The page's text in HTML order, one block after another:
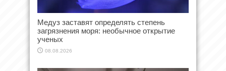
Медуз заставят определять степень
загрязнения моря: необычное открытие
ученых
08.08.2026